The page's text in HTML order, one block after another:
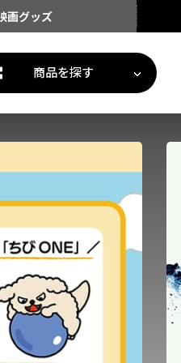
画グッズ
商品を探す